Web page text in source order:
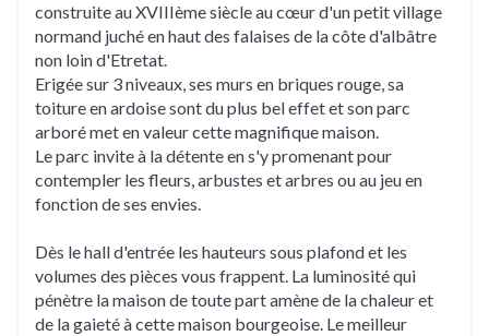
construite au XVIIIème siècle au cœur d'un petit village
normand juché en haut des falaises de la côte d'albâtre
non loin d'Etretat.
Erigée sur 3 niveaux, ses murs en briques rouge, sa
toiture en ardoise sont du plus bel effet et son parc
arboré met en valeur cette magnifique maison.
Le parc invite à la détente en s'y promenant pour
contempler les fleurs, arbustes et arbres ou au jeu en
fonction de ses envies.
Dès le hall d'entrée les hauteurs sous plafond et les
volumes des pièces vous frappent. La luminosité qui
pénètre la maison de toute part amène de la chaleur et
de la gaieté à cette maison bourgeoise. Le meilleur